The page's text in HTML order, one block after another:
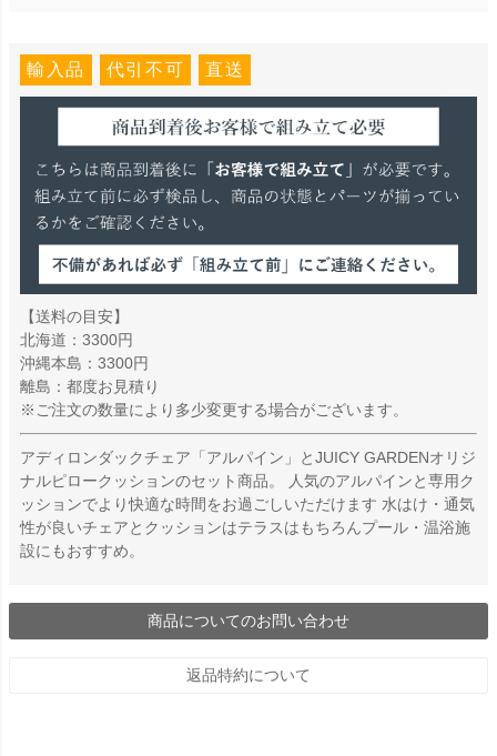
輸入品 代引不可 直送
【送料の目安】
北海道：3300円
沖縄本島：3300円
離島：都度お見積り
※ご注文の数量により多少変更する場合がございます。
アディロンダックチェア「アルパイン」とJUICY GARDENオリジ
ナルピロークッションのセット商品。 人気のアルパインと専用ク
ッションでより快適な時間をお過ごしいただけます 水はけ・通気
性が良いチェアとクッションはテラスはもちろんプール・温浴施
設にもおすすめ。
商品についてのお問い合わせ
返品特約について